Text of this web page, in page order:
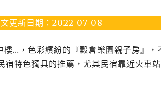
更新日期：2022-07-08
樓…，色彩繽紛的『穀倉樂園親子房』，
特色獨具的推薦，尤其民宿靠近火車